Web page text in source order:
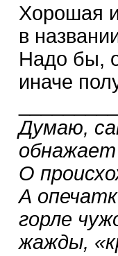
Хорошая
в
Надо бы,
иначе
Думаю,
обнажает
О
А
горле
жажды,